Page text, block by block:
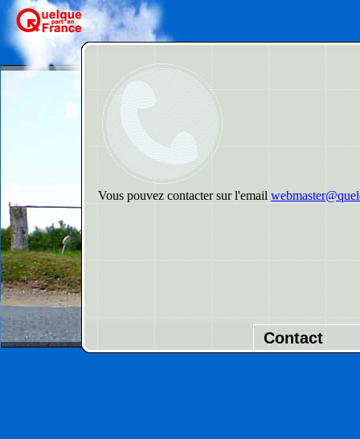
Vous pouvez contacter sur l'email
Contact